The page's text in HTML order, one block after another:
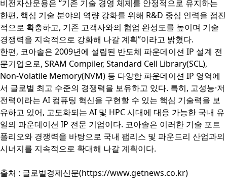
비전자산운용은 “기존 기술 경영 체제를 안정적으로 유지하는
한편, 핵심 기술 분야의 역량 강화를 위해 R&D 중심 인력을 점진
적으로 확충하고, 기존 고객사와의 협업 완성도를 높이며 기술
경쟁력을 지속적으로 강화해 나갈 계획”이라고 밝혔다.
한편, 코아솔은 2009년에 설립된 반도체 파운데이션 IP 설계 전
문기업으로, SRAM Compiler, Standard Cell Library(SCL),
Non-Volatile Memory(NVM) 등 다양한 파운데이션 IP 영역에
서 글로벌 최고 수준의 경쟁력을 보유하고 있다. 특히, 고성능·저
전력이라는 AI 컴퓨팅 혁신을 구현할 수 있는 핵심 기술력을 보
유하고 있어, 고도화되는 AI 및 HPC 시대에 대응 가능한 국내 유
일의 파운데이션 IP 전문 기업이다. 코아솔은 이러한 기술 포트
폴리오와 경쟁력을 바탕으로 국내 팹리스 및 파운드리 산업과의
시너지를 지속적으로 확대해 나갈 계획이다.
출처 : 글로벌경제신문(https://www.getnews.co.kr)